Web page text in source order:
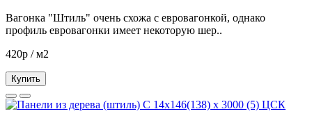
Вагонка "Штиль" очень схожа с евровагонкой, однако
профиль евровагонки имеет некоторую шер..
420р / м2
Купить